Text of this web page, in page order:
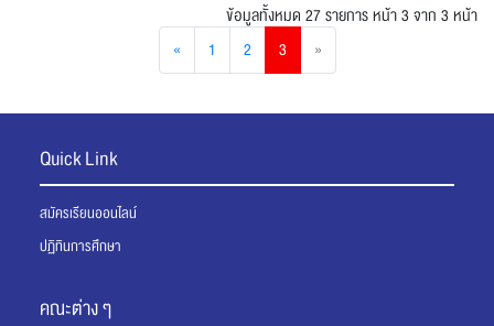
ข้อมูลทั้งหมด 27 รายการหน้า 3 จาก 3 หน้า
«
1 2 3 »
Quick Link
สมัครเรียนออนไลน์
ปฏิทินการศึกษา
คณะต่าง ๆ